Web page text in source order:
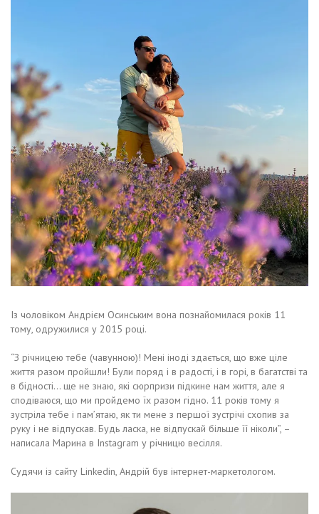
Із чоловіком Андрієм Осинським вона познайомилася років 11
тому, одружилися у 2015 році.
“З річницею тебе (чавунною)! Мені іноді здається, що вже ціле
життя разом пройшли! Були поряд і в радості, і в горі, в багатстві та
в бідності… ще не знаю, які сюрпризи підкине нам життя, але я
сподіваюся, що ми пройдемо їх разом гідно. 11 років тому я
зустріла тебе і пам’ятаю, як ти мене з першої зустрічі схопив за
руку і не відпускав. Будь ласка, не відпускай більше її ніколи”, –
написала Марина в Instagram у річницю весілля.
Судячи із сайту Linkedin, Андрій був інтернет-маркетологом.